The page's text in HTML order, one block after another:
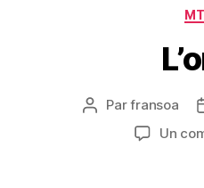
Auteur
Parfransoa
Un